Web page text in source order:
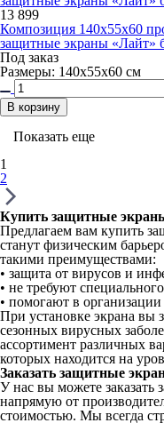
13 899
Композиция 140x55x60
защитные экраны «Лайт»
Под заказ
Размеры: 140х55х60 см
В корзину
Показать еще
1
2
Купить защитные
Предлагаем вам купить
станут физическим
такими преимуществами:
• защита от вирусов и
• не требуют
• помогают в организации
При установке экрана вы
сезонных вирусных
ассортимент различных
которых находится на
Заказать защитные
У нас вы можете заказать
напрямую от
стоимостью. Мы всегда